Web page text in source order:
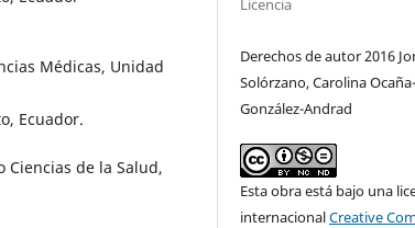
Médicas, Unidad
Ecuador.
Ciencias de la Salud,
Licencia
Derechos de autor 2016
Solórzano, Carolina
González-Andrad
Esta obra está bajo una
internacionalCreative